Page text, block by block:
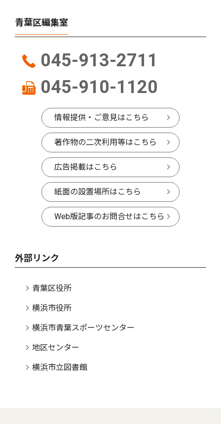
青葉区編集室
045-913-2711
045-910-1120
情報提供・ご意見はこちら
著作物の二次利用等はこちら
広告掲載はこちら
紙面の設置場所はこちら
Web版記事のお問合せはこちら
外部リンク
青葉区役所
横浜市役所
横浜市青葉スポーツセンター
地区センター
横浜市立図書館